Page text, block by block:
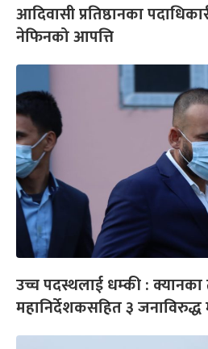
आदिवासी प्रतिष्ठानका
नेफिनको आपत्ति
उच्च पदस्थलाई धम्की : क्यानका
महानिर्देशकसहित ३ जनाविरुद्ध